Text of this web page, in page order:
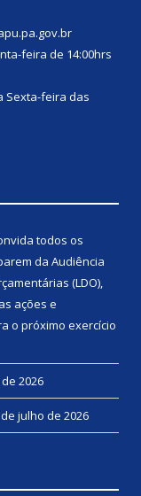
feira de 14:00hrs
Sexta-feira das
todos os
da Audiência
(LDO),
ações e
o próximo exercício
2026
julho de 2026